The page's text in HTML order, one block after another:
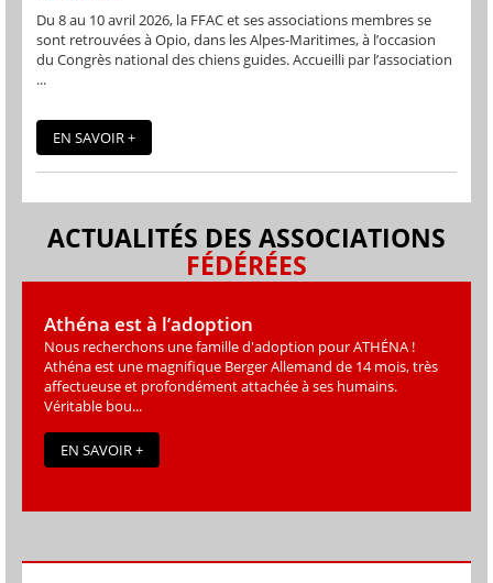
Du 8 au 10 avril 2026, la FFAC et ses associations membres se
sont retrouvées à Opio, dans les Alpes-Maritimes, à l’occasion
du Congrès national des chiens guides. Accueilli par l’association
...
EN SAVOIR +
ACTUALITÉS DES ASSOCIATIONS
FÉDÉRÉES
Athéna est à l’adoption
Nous recherchons une famille d'adoption pour ATHÉNA !
Athéna est une magniﬁque Berger Allemand de 14 mois, très
affectueuse et profondément attachée à ses humains.
Véritable bou...
EN SAVOIR +